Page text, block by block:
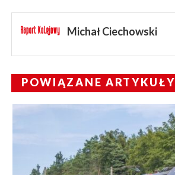
Michał Ciechowski
POWIĄZANE ARTYKUŁY